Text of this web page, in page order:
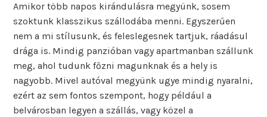
Amikor több napos kirándulásra megyünk, sosem
szoktunk klasszikus szállodába menni. Egyszerűen
nem a mi stílusunk, és feleslegesnek tartjuk, ráadásul
drága is. Mindig panzióban vagy apartmanban szállunk
meg, ahol tudunk főzni magunknak és a hely is
nagyobb. Mivel autóval megyünk ugye mindig nyaralni,
ezért az sem fontos szempont, hogy például a
belvárosban legyen a szállás, vagy közel a